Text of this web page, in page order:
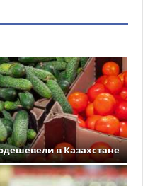
в Казахстане